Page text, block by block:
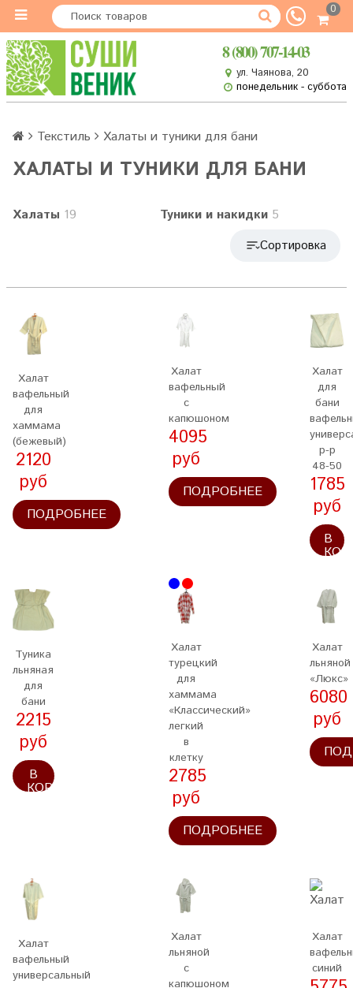
0
8 (800) 707-14-03
ул. Чаянова, 20
понедельник - суббота
Текстиль Халаты и туники для бани
ХАЛАТЫ И ТУНИКИ ДЛЯ БАНИ
Халаты 19 Туники и накидки 5
Сортировка
Халат
вафельный
для
хаммама
(бежевый)
2120
руб
ПОДРОБНЕЕ
Халат
вафельный
с
капюшоном
4095
руб
ПОДРОБНЕЕ
Халат
для
бани
р-р
48-50
1785
руб
В
Туника
льняная
для
бани
2215
руб
В
КОРЗИНУ
Халат
турецкий
для
хаммама
«Классический»
легкий
в
клетку
2785
руб
ПОДРОБНЕЕ
Халат
льняной
«Люкс»
6080
руб
Халат
вафельный
универсальный
Халат
льняной
с
капюшоном
Халат
синий